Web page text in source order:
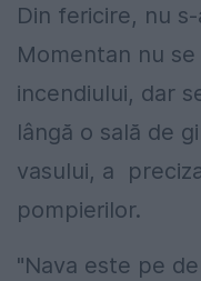
Din fericire, nu
Momentan nu
incendiului, dar
lângă o sală de
vasului, a
pompierilor.
"Nava este pe